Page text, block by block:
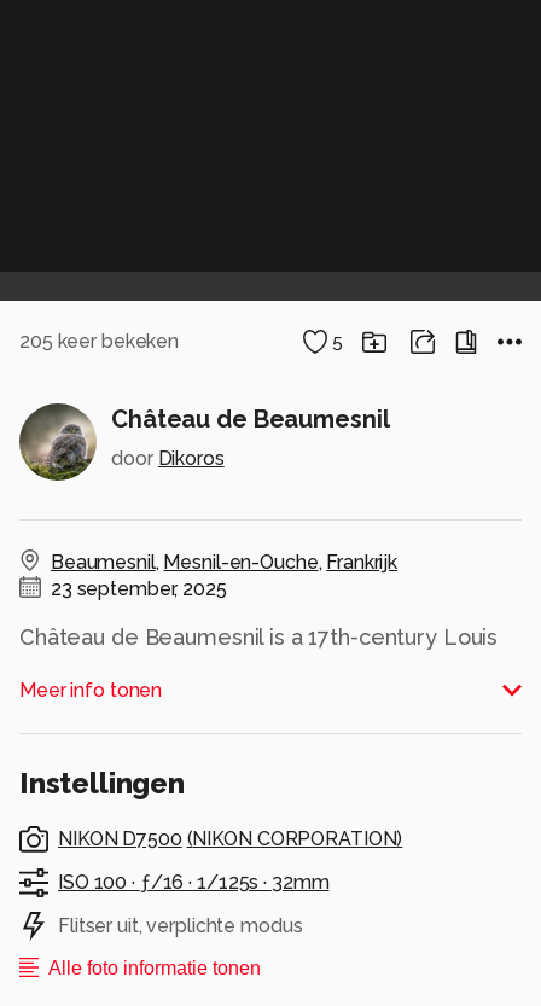
205 keer bekeken 5
Château de Beaumesnil
door Dikoros
Beaumesnil, Mesnil-en-Ouche, Frankrijk
23 september, 2025
Château de Beaumesnil is a 17th-century Louis
of Beaumesnil in Eure department of Normandy
in northern France. The château, now an official
a moat, having been built on the site of a
Meer info tonen
Instellingen
NIKON D7500 (NIKON CORPORATION)
ISO 100 · ƒ/16 · 1/125s · 32mm
Flitser uit, verplichte modus
Alle foto informatie tonen